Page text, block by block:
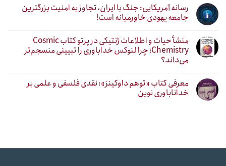
رسانه آمریکایی: جنگ با ایران، تجاوز به امنیت بزرگترین
جامعه یهودی خاورمیانه است!
منشأ حیات و اطلاعات ژنتیکی در پرتو کتاب Cosmic
Chemistry؛ چرا لنوکس خداباوری را تبیینی منسجم‌تر
می‌داند؟
معرفی کتاب «توهم داوکینز»: نقدی فلسفی و علمی بر
خداناباوری نوین